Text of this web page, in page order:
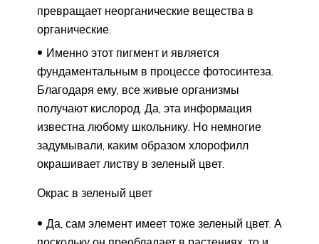
превращает неорганические вещества в
органические.
Именно этот пигмент и является
фундаментальным в процессе фотосинтеза.
Благодаря ему, все живые организмы
получают кислород. Да, эта информация
известна любому школьнику. Но немногие
задумывали, каким образом хлорофилл
окрашивает листву в зеленый цвет.
Окрас в зеленый цвет
Да, сам элемент имеет тоже зеленый цвет. А